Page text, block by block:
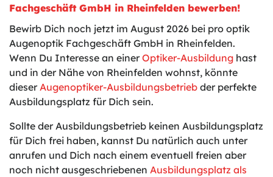
Fachgeschäft GmbH in Rheinfelden bewerben!
Bewirb Dich noch jetzt im August 2026 bei pro optik
Augenoptik Fachgeschäft GmbH in Rheinfelden.
Wenn Du Interesse an einer Optiker-Ausbildung hast
und in der Nähe von Rheinfelden wohnst, könnte
dieser Augenoptiker-Ausbildungsbetrieb der perfekte
Ausbildungsplatz für Dich sein.
Sollte der Ausbildungsbetrieb keinen Ausbildungsplatz
für Dich frei haben, kannst Du natürlich auch unter
anrufen und Dich nach einem eventuell freien aber
noch nicht ausgeschriebenen Ausbildungsplatz als